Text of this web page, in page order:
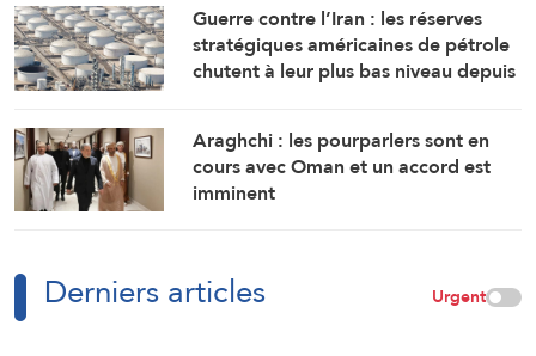
Guerre contre l’Iran : les réserves
stratégiques américaines de pétrole
chutent à leur plus bas niveau depuis
Araghchi : les pourparlers sont en
cours avec Oman et un accord est
imminent
Derniers articles Urgent